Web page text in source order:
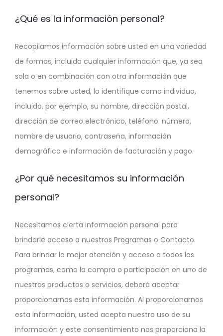
¿Qué es la información personal?
Recopilamos información sobre usted en una variedad
de formas, incluida cualquier información que, ya sea
sola o en combinación con otra información que
tenemos sobre usted, lo identifique como individuo,
incluido, por ejemplo, su nombre, dirección postal,
dirección de correo electrónico, teléfono. número,
nombre de usuario, contraseña, información
demográfica e información de facturación y pago.
¿Por qué necesitamos su información
personal?
Necesitamos cierta información personal para
brindarle acceso a nuestros Programas o Contacto.
Para brindar la mejor atención y acceso a todos los
programas, como la compra o participación en uno de
nuestros productos o servicios, deberá aceptar
proporcionarnos esta información. Al proporcionarnos
esta información, usted acepta nuestro uso de su
información y este consentimiento nos proporciona la